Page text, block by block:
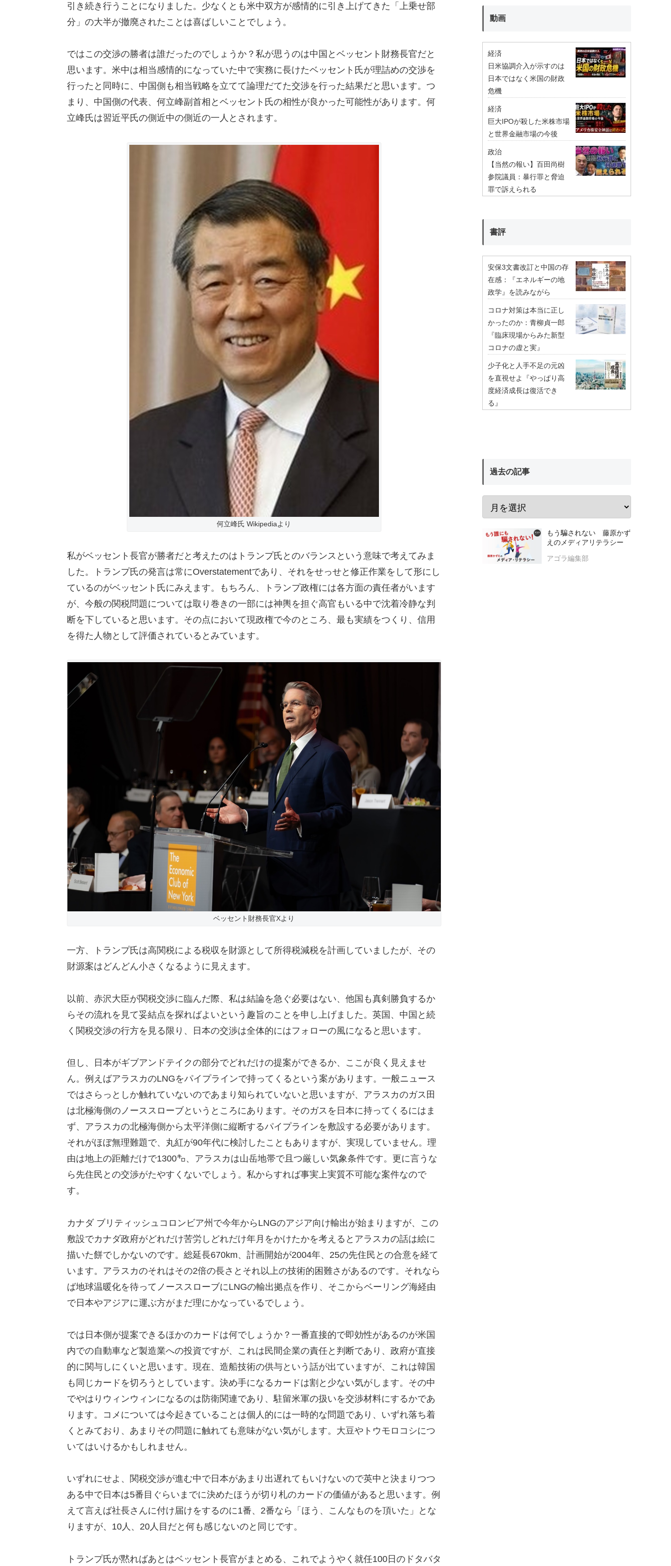
引き続き行うことになりました。少なくとも米中双方が感情的に引き上げてきた「上乗せ部
分」の大半が撤廃されたことは喜ばしいことでしょう。
ではこの交渉の勝者は誰だったのでしょうか？私が思うのは中国とベッセント財務長官だと
思います。米中は相当感情的になっていた中で実務に長けたベッセント氏が理詰めの交渉を
行ったと同時に、中国側も相当戦略を立てて論理だてた交渉を行った結果だと思います。つ
まり、中国側の代表、何立峰副首相とベッセント氏の相性が良かった可能性があります。何
立峰氏は習近平氏の側近中の側近の一人とされます。
何立峰氏 Wikipediaより
私がベッセント長官が勝者だと考えたのはトランプ氏とのバランスという意味で考えてみま
した。トランプ氏の発言は常にOverstatementであり、それをせっせと修正作業をして形にし
ているのがベッセント氏にみえます。もちろん、トランプ政権には各方面の責任者がいます
が、今般の関税問題については取り巻きの一部には神輿を担ぐ高官もいる中で沈着冷静な判
断を下していると思います。その点において現政権で今のところ、最も実績をつくり、信用
を得た人物として評価されているとみています。
ベッセント財務長官Xより
一方、トランプ氏は高関税による税収を財源として所得税減税を計画していましたが、その
財源案はどんどん小さくなるように見えます。
以前、赤沢大臣が関税交渉に臨んだ際、私は結論を急ぐ必要はない、他国も真剣勝負するか
らその流れを見て妥結点を探ればよいという趣旨のことを申し上げました。英国、中国と続
く関税交渉の行方を見る限り、日本の交渉は全体的にはフォローの風になると思います。
但し、日本がギブアンドテイクの部分でどれだけの提案ができるか、ここが良く見えませ
ん。例えばアラスカのLNGをパイプラインで持ってくるという案があります。一般ニュース
ではさらっとしか触れていないのであまり知られていないと思いますが、アラスカのガス田
は北極海側のノーススローブというところにあります。そのガスを日本に持ってくるにはま
ず、アラスカの北極海側から太平洋側に縦断するパイプラインを敷設する必要があります。
それがほぼ無理難題で、丸紅が90年代に検討したこともありますが、実現していません。理
由は地上の距離だけで1300㌔、アラスカは山岳地帯で且つ厳しい気象条件です。更に言うな
ら先住民との交渉がたやすくないでしょう。私からすれば事実上実質不可能な案件なので
す。
カナダ ブリティッシュコロンビア州で今年からLNGのアジア向け輸出が始まりますが、この
敷設でカナダ政府がどれだけ苦労しどれだけ年月をかけたかを考えるとアラスカの話は絵に
描いた餅でしかないのです。総延長670km、計画開始が2004年、25の先住民との合意を経て
います。アラスカのそれはその2倍の長さとそれ以上の技術的困難さがあるのです。それなら
ば地球温暖化を待ってノーススローブにLNGの輸出拠点を作り、そこからベーリング海経由
で日本やアジアに運ぶ方がまだ理にかなっているでしょう。
では日本側が提案できるほかのカードは何でしょうか？一番直接的で即効性があるのが米国
内での自動車など製造業への投資ですが、これは民間企業の責任と判断であり、政府が直接
的に関与しにくいと思います。現在、造船技術の供与という話が出ていますが、これは韓国
も同じカードを切ろうとしています。決め手になるカードは割と少ない気がします。その中
でやはりウィンウィンになるのは防衛関連であり、駐留米軍の扱いを交渉材料にするかであ
ります。コメについては今起きていることは個人的には一時的な問題であり、いずれ落ち着
くとみており、あまりその問題に触れても意味がない気がします。大豆やトウモロコシにつ
いてはいけるかもしれません。
いずれにせよ、関税交渉が進む中で日本があまり出遅れてもいけないので英中と決まりつつ
ある中で日本は5番目ぐらいまでに決めたほうが切り札のカードの価値があると思います。例
えて言えば社長さんに付け届けをするのに1番、2番なら「ほう、こんなものを頂いた」とな
りますが、10人、20人目だと何も感じないのと同じです。
トランプ氏が黙ればあとはベッセント長官がまとめる、これでようやく就任100日のドタバタ
動画
経済
日米協調介入が示すのは
日本ではなく米国の財政
危機
経済
巨大IPOが殺した米株市場
と世界金融市場の今後
政治
【当然の報い】百田尚樹
参院議員：暴行罪と脅迫
罪で訴えられる
書評
安保3文書改訂と中国の存
在感：『エネルギーの地
政学』を読みながら
コロナ対策は本当に正し
かったのか：青柳貞一郎
『臨床現場からみた新型
コロナの虚と実』
少子化と人手不足の元凶
を直視せよ『やっぱり高
度経済成長は復活でき
る』
過去の記事
もう騙されない 藤原かず
えのメディアリテラシー
アゴラ編集部